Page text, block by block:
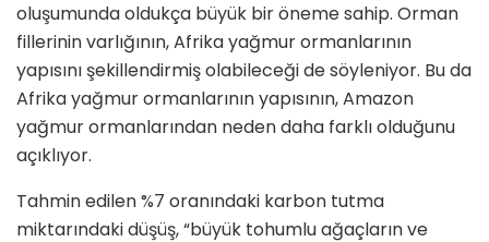
oluşumunda oldukça büyük bir öneme sahip. Orman
fillerinin varlığının, Afrika yağmur ormanlarının
yapısını şekillendirmiş olabileceği de söyleniyor. Bu da
Afrika yağmur ormanlarının yapısının, Amazon
yağmur ormanlarından neden daha farklı olduğunu
açıklıyor.
Tahmin edilen %7 oranındaki karbon tutma
miktarındaki düşüş, “büyük tohumlu ağaçların ve